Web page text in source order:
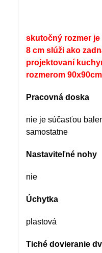
skutočný rozmer je
8 cm slúži ako
projektovaní
rozmerom 90x90cm
Pracovná doska
nie je súčasťou
samostatne
Nastaviteľné nohy
nie
Úchytka
plastová
Tiché dovieranie